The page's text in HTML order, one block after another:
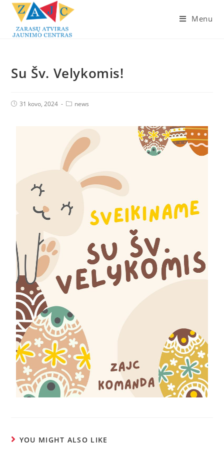
Menu
Su Šv. Velykomis!
31 kovo, 2024 news
YOU MIGHT ALSO LIKE